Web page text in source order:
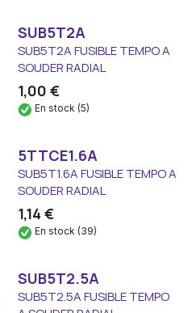
SUB5T2A
SUB5T2A FUSIBLE TEMPO A
SOUDER RADIAL
1,00 €
En stock (5)
5TTCE1.6A
SUB5T1.6A FUSIBLE TEMPO A
SOUDER RADIAL
1,14 €
En stock (39)
SUB5T2.5A
SUB5T2.5A FUSIBLE TEMPO